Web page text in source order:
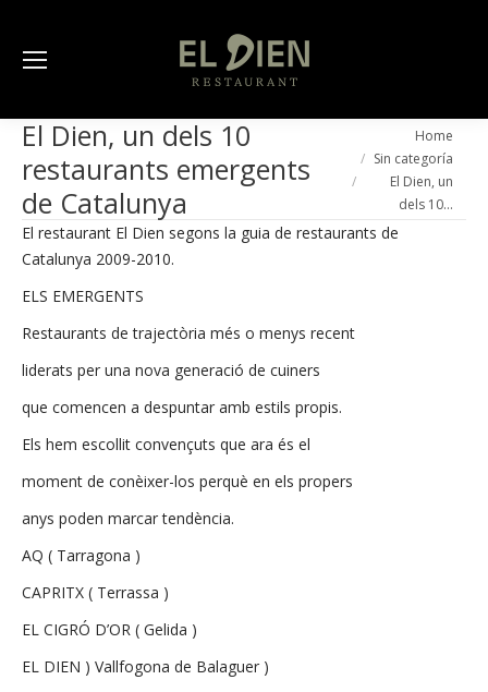
El Dien, un dels 10
restaurants emergents
de Catalunya
You are here:Home
Sin categoría
El Dien, un
dels 10…
El restaurant El Dien segons la guia de restaurants de
Catalunya 2009-2010.
ELS EMERGENTS
Restaurants de trajectòria més o menys recent
liderats per una nova generació de cuiners
que comencen a despuntar amb estils propis.
Els hem escollit convençuts que ara és el
moment de conèixer-los perquè en els propers
anys poden marcar tendència.
AQ ( Tarragona )
CAPRITX ( Terrassa )
EL CIGRÓ D’OR ( Gelida )
EL DIEN ) Vallfogona de Balaguer )